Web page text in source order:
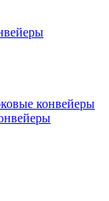
конвейеры